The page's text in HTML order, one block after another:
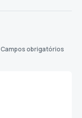
Campos obrigatórios